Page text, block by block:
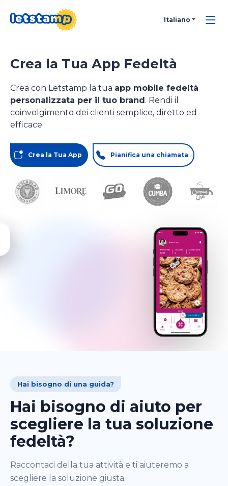
Italiano
Crea la Tua App Fedeltà
Crea con Letstamp la tua app mobile fedeltà
personalizzata per il tuo brand. Rendi il
coinvolgimento dei clienti semplice, diretto ed
efficace.
Crea la Tua App Pianifica una chiamata
Hai bisogno di una guida?
Hai bisogno di aiuto per
scegliere la tua soluzione
fedeltà?
Raccontaci della tua attività e ti aiuteremo a
scegliere la soluzione giusta.